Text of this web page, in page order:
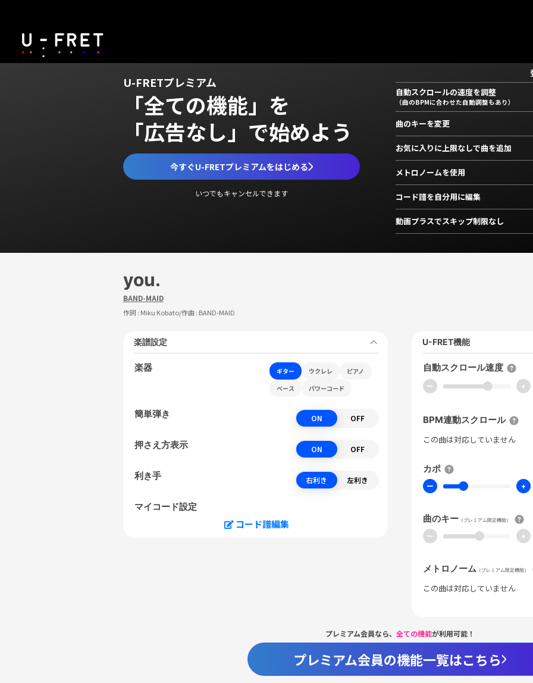
U-FRETプレミアム
「全ての機能」を
「広告なし」で始めよう
今すぐU-FRETプレミアムをはじめる
いつでもキャンセルできます
自動スクロールの速度を調整
（曲のBPMに合わせた自動調整もあり）
曲のキーを変更
お気に入りに上限なしで曲を追加
メトロノームを使用
コード譜を自分用に編集
動画プラスでスキップ制限なし
you.
BAND-MAID
作詞 : Miku Kobato/作曲 : BAND-MAID
楽譜設定
楽器 ギター ウクレレ
ピアノ
ベース
パワーコード
簡単弾き ON OFF
押さえ方表示 ON OFF
利き手 右利き 左利き
マイコード設定
コード譜編集
U-FRET機能
自動スクロール速度
ー +
BPM連動スクロール
この曲は対応していません
カポ
ー +
曲のキー （プレミアム限定機能）
ー +
メトロノーム （プレミアム限定機能）
この曲は対応していません
プレミアム会員なら、 全ての機能が利用可能！
プレミアム会員の機能一覧はこちら